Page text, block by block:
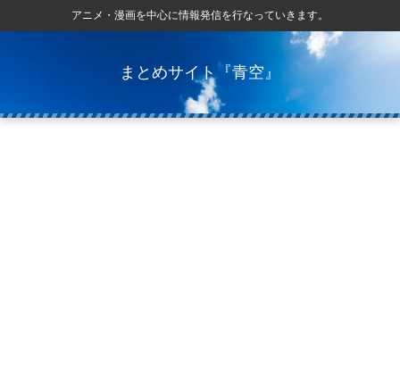
アニメ・漫画を中心に情報発信を行なっていきます。
まとめサイト『青空』